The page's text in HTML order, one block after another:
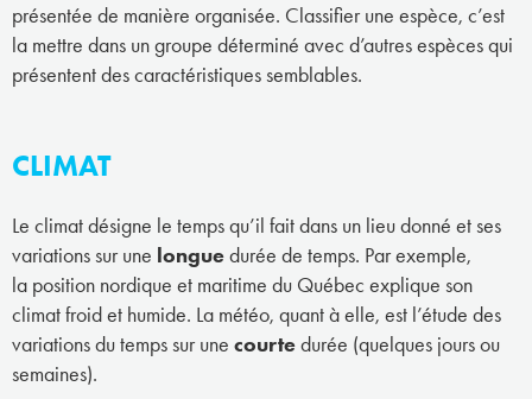
présentée de manière organisée. Classifier une espèce, c’est
la mettre dans un groupe déterminé avec d’autres espèces qui
présentent des caractéristiques semblables.
CLIMAT
Le climat désigne le temps qu’il fait dans un lieu donné et ses
variations sur une longuedurée de temps. Par exemple,
la position nordique et maritime du Québec explique son
climat froid et humide. La météo, quant à elle, est l’étude des
variations du temps sur une courtedurée (quelques jours ou
semaines).